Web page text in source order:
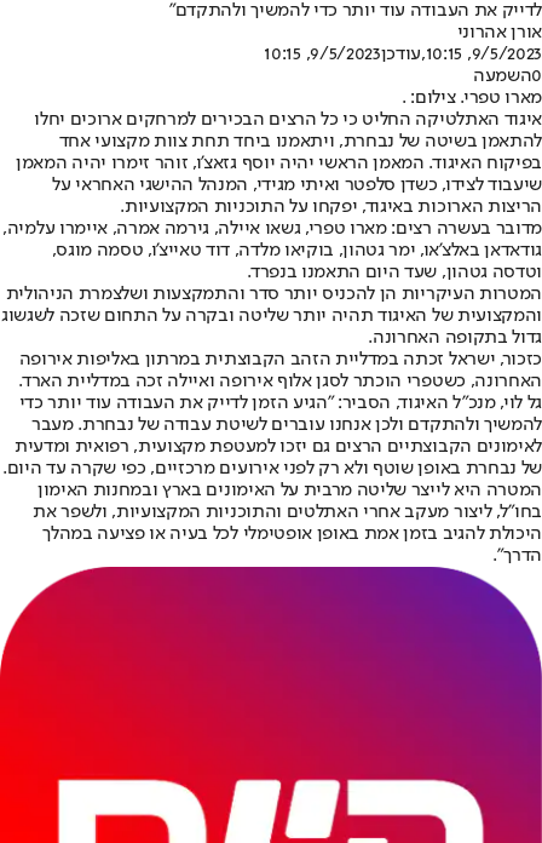
לדייק את העבודה עוד יותר כדי להמשיך ולהתקדם"
אורן אהרוני
9/5/2023, 10:15
,עודכן9/5/2023, 10:15
0השמעה
מארו טפרי. צילום: .
איגוד האתלטיקה החליט כי כל הרצים הבכירים למרחקים ארוכים יחלו
להתאמן בשיטה של נבחרת, ויתאמנו ביחד תחת צוות מקצועי אחד
בפיקוח האיגוד. המאמן הראשי יהיה יוסף גזאצ'ו, זוהר זימרו יהיה המאמן
שיעבוד לצידו, כשדן סלפטר ואיתי מגידי, המנהל ההישגי האחראי על
הריצות הארוכות באיגוד, יפקחו על התוכניות המקצועיות.
מדובר בעשרה רצים: מארו טפרי, גשאו איילה, גירמה אמרה, איימרו עלמיה,
גודאדאן באלצ'או, ימר גטהון, בוקיאו מלדה, דוד טאייצ'ו, טסמה מוגס,
וטדסה גטהון, שעד היום התאמנו בנפרד.
המטרות העיקריות הן להכניס יותר סדר והתמקצעות ושלצמרת הניהולית
והמקצועית של האיגוד תהיה יותר שליטה ובקרה על התחום שזכה לשגשוג
גדול בתקופה האחרונה.
כזכור, ישראל זכתה במדליית הזהב הקבוצתית במרתון באליפות אירופה
האחרונה, כשטפרי הוכתר לסגן אלוף אירופה ואיילה זכה במדליית הארד.
גל לוי, מנכ"ל האיגוד, הסביר: "הגיע הזמן לדייק את העבודה עוד יותר כדי
להמשיך ולהתקדם ולכן אנחנו עוברים לשיטת עבודה של נבחרת. מעבר
לאימונים הקבוצתיים הרצים גם יזכו למעטפת מקצועית, רפואית ומדעית
של נבחרת באופן שוטף ולא רק לפני אירועים מרכזיים, כפי שקרה עד היום.
המטרה היא לייצר שליטה מרבית על האימונים בארץ ובמחנות האימון
בחו"ל, ליצור מעקב אחרי האתלטים והתוכניות המקצועיות, ולשפר את
היכולת להגיב בזמן אמת באופן אופטימלי לכל בעיה או פציעה במהלך
הדרך".